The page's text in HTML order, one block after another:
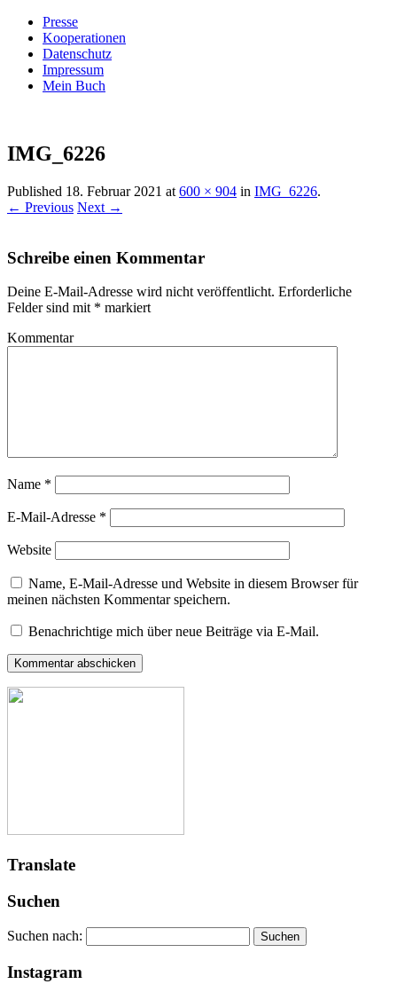
Presse
Kooperationen
Datenschutz
Impressum
Mein Buch
Villa König
IMG_6226
Published 18. Februar 2021 at 600 × 904 in IMG_6226.
← Previous Next →
Schreibe einen Kommentar
Deine E-Mail-Adresse wird nicht veröffentlicht. Erforderliche
Felder sind mit * markiert
Kommentar
Name *
E-Mail-Adresse *
Website
Name, E-Mail-Adresse und Website in diesem Browser für
meinen nächsten Kommentar speichern.
Benachrichtige mich über neue Beiträge via E-Mail.
Translate
Suchen
Suchen nach:
Instagram